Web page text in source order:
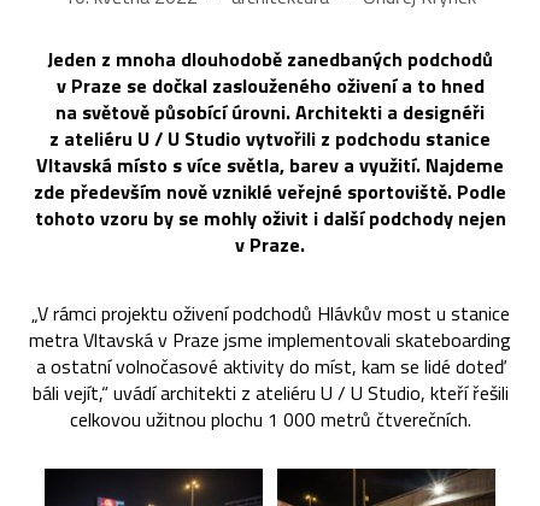
Jeden z mnoha dlouhodobě zanedbaných podchodů
v Praze se dočkal zaslouženého oživení a to hned
na světově působící úrovni. Architekti a designéři
z ateliéru U / U Studio vytvořili z podchodu stanice
Vltavská místo s více světla, barev a využití. Najdeme
zde především nově vzniklé veřejné sportoviště. Podle
tohoto vzoru by se mohly oživit i další podchody nejen
v Praze.
„V rámci projektu oživení podchodů Hlávkův most u stanice
metra Vltavská v Praze jsme implementovali skateboarding
a ostatní volnočasové aktivity do míst, kam se lidé doteď
báli vejít,“ uvádí architekti z ateliéru U / U Studio, kteří řešili
celkovou užitnou plochu 1 000 metrů čtverečních.